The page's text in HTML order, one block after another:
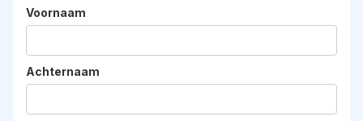
Voornaam
Achternaam